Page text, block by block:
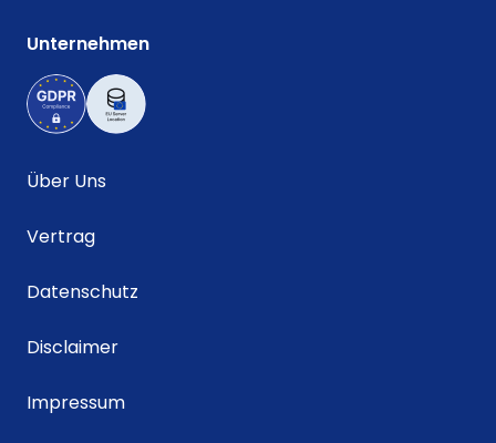
Unternehmen
Über Uns
Vertrag
Datenschutz
Disclaimer
Impressum